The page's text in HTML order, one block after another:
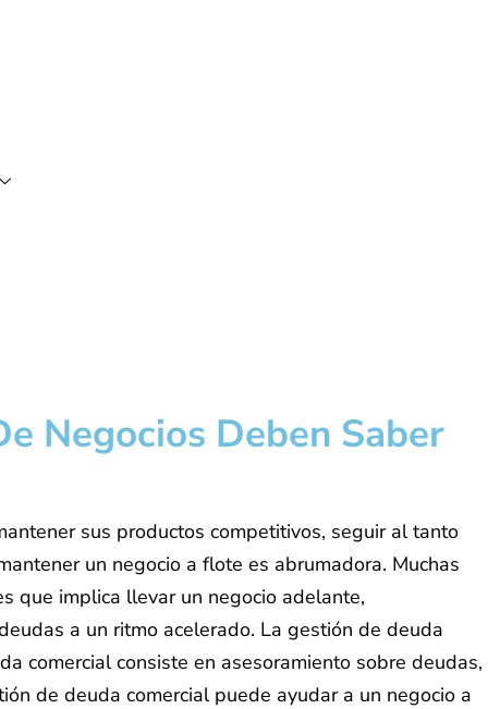
Negocios Deben Saber
sus productos competitivos, seguir al tanto
un negocio a flote es abrumadora. Muchas
que implica llevar un negocio adelante,
a un ritmo acelerado. La gestión de deuda
comercial consiste en asesoramiento sobre deudas,
de deuda comercial puede ayudar a un negocio a